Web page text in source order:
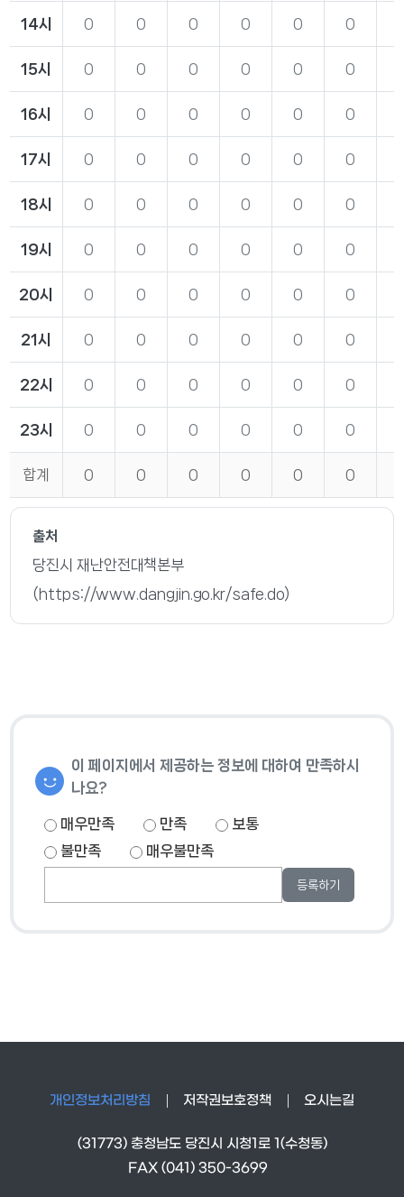
14시 0 0 0 0 0 0
15시 0 0 0 0 0 0
16시 0 0 0 0 0 0
17시 0 0 0 0 0 0
18시 0 0 0 0 0 0
19시 0 0 0 0 0 0
20시 0 0 0 0 0 0
21시 0 0 0 0 0 0
22시 0 0 0 0 0 0
23시 0 0 0 0 0 0
합계 0 0 0 0 0 0
출처
당진시 재난안전대책본부
(https://www.dangjin.go.kr/safe.do)
이 페이지에서 제공하는 정보에 대하여 만족하시
나요?
매우만족 만족
보통
불만족
매우불만족
개인정보처리방침 저작권보호정책 오시는길
(31773) 충청남도 당진시 시청1로 1(수청동)
FAX (041) 350-3699